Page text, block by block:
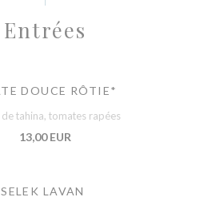
Entrées
DOUCE RÔTIE*
tahina, tomates rapées
13,00 EUR
SELEK LAVAN